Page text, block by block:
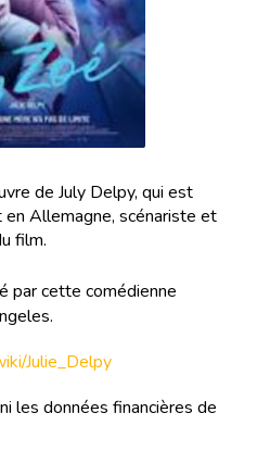
de July Delpy, qui est
en Allemagne, scénariste et
film.
par cette comédienne
Julie_Delpy
les données financières de